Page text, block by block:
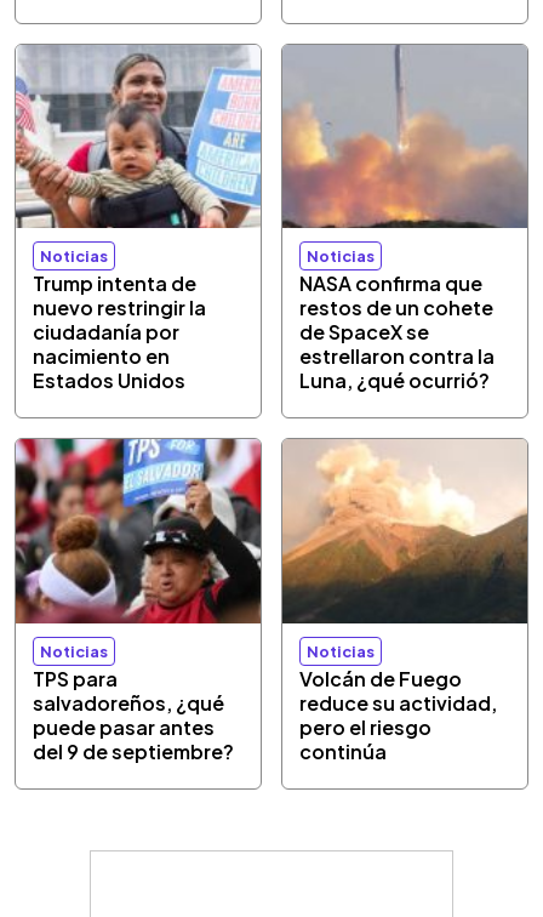
Noticias
Trump intenta de
nuevo restringir la
ciudadanía por
nacimiento en
Estados Unidos
Noticias
NASA confirma que
restos de un cohete
de SpaceX se
estrellaron contra la
Luna, ¿qué ocurrió?
Noticias
TPS para
salvadoreños, ¿qué
puede pasar antes
del 9 de septiembre?
Noticias
Volcán de Fuego
reduce su actividad,
pero el riesgo
continúa